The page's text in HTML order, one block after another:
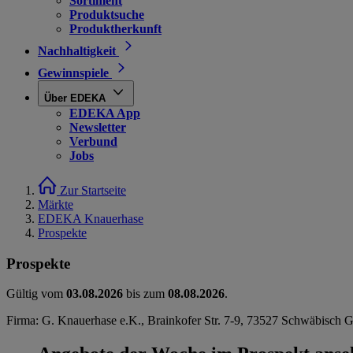
Produktsuche
Produktherkunft
Nachhaltigkeit
Gewinnspiele
Über EDEKA
EDEKA App
Newsletter
Verbund
Jobs
Zur Startseite
Märkte
EDEKA Knauerhase
Prospekte
Prospekte
Gültig vom 03.08.2026 bis zum 08.08.2026.
Firma: G. Knauerhase e.K., Brainkofer Str. 7-9, 73527 Schwäbisch